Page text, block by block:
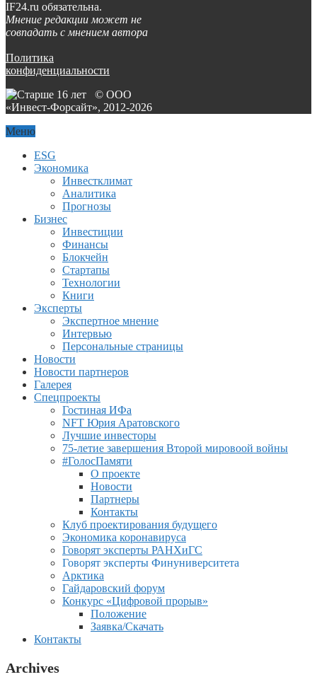
IF24.ru обязательна.
Мнение редакции может не
совпадать с мнением автора
Политика
конфиденциальности
© ООО
«Инвест-Форсайт», 2012-2026
Меню
ESG
Экономика
Инвестклимат
Аналитика
Прогнозы
Бизнес
Инвестиции
Финансы
Блокчейн
Стартапы
Технологии
Книги
Эксперты
Экспертное мнение
Интервью
Персональные страницы
Новости
Новости партнеров
Галерея
Спецпроекты
Гостиная ИФа
NFT Юрия Аратовского
Лучшие инвесторы
75-летие завершения Второй мировоой войны
#ГолосПамяти
О проекте
Новости
Партнеры
Контакты
Клуб проектирования будущего
Экономика коронавируса
Говорят эксперты РАНХиГС
Говорят эксперты Финуниверситета
Арктика
Гайдаровский форум
Конкурс «Цифровой прорыв»
Положение
Заявка/Скачать
Контакты
Archives